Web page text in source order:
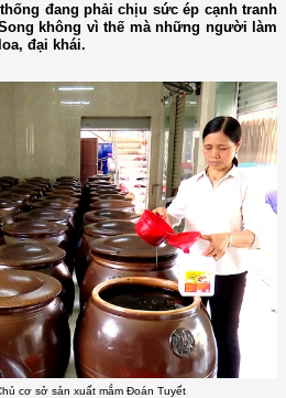
đang phải chịu sức ép cạnh tranh
không vì thế mà những người làm
đại khái.
cơ sở sản xuất mắm Đoán Tuyết